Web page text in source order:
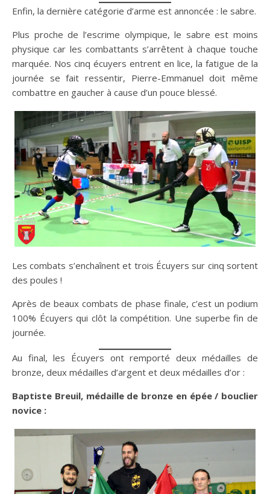
Enfin, la dernière catégorie d’arme est annoncée : le sabre.
Plus proche de l’escrime olympique, le sabre est moins
physique car les combattants s’arrêtent à chaque touche
marquée. Nos cinq écuyers entrent en lice, la fatigue de la
journée se fait ressentir, Pierre-Emmanuel doit même
combattre en gaucher à cause d’un pouce blessé.
Les combats s’enchaînent et trois Écuyers sur cinq sortent
des poules !
Après de beaux combats de phase finale, c’est un podium
100% Écuyers qui clôt la compétition. Une superbe fin de
journée.
Au final, les Écuyers ont remporté deux médailles de
bronze, deux médailles d’argent et deux médailles d’or :
Baptiste Breuil, médaille de bronze en épée / bouclier
novice :